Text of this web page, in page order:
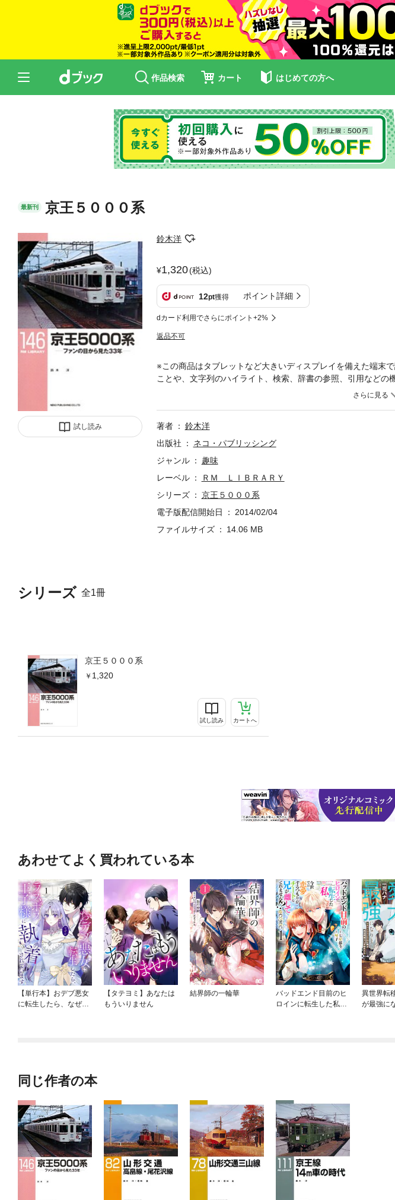
作品検索 カート はじめての方へ
最新刊 京王５０００系
試し読み
鈴木洋
1,320(税込)
12pt獲得 ポイント詳細
dカード利用でさらにポイント+2%
返品不可
シリーズ 全1冊
京王５０００系
1,320
試し読み カートへ
※この商品はタブレットなど大きいディスプレイを備えた端末
ことや、文字列のハイライト、検索、辞書の参照、引用などの
著者
鈴木洋
出版社
ネコ・パブリッシング
ジャンル
趣味
レーベル
ＲＭ ＬＩＢＲＡＲＹ
シリーズ
京王５０００系
電子版配信開始日
2014/02/04
ファイルサイズ
14.06 MB
あわせてよく買われている本
【単行本】おデブ悪女
に転生したら、なぜか
【タテヨミ】あなたは
もういりません
結界師の一輪華
バッドエンド目前のヒ
ロインに転生した私、
異世界転
が最強に
同じ作者の本